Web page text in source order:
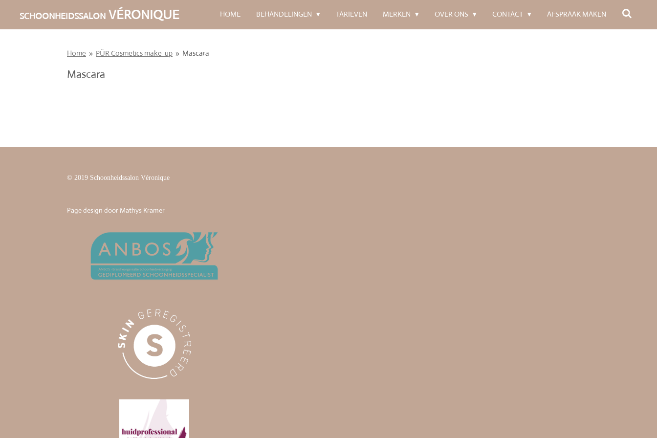
SCHOONHEIDSSALON VÉRONIQUE HOME BEHANDELINGEN TARIEVEN MERKEN OVER ONS CONTACT AFSPRAAK MAKEN
Home » PÜR Cosmetics make-up » Mascara
Mascara
© 2019 Schoonheidssalon Véronique
Page design door Mathys Kramer